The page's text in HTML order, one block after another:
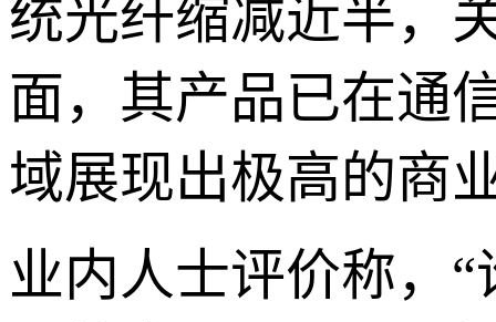
统光纤缩减近半，
面，其产品已在通
域展现出极高的商
业内人士评价称，